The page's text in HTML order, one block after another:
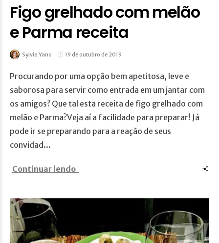
Figo grelhado com melão
e Parma receita
Sylvia Yano 19 de outubro de 2019
Procurando por uma opção bem apetitosa, leve e
saborosa para servir como entrada em um jantar com
os amigos? Que tal esta receita de figo grelhado com
melão e Parma?Veja aí a facilidade para preparar! Já
pode ir se preparando para a reação de seus
convidad...
Continuar lendo